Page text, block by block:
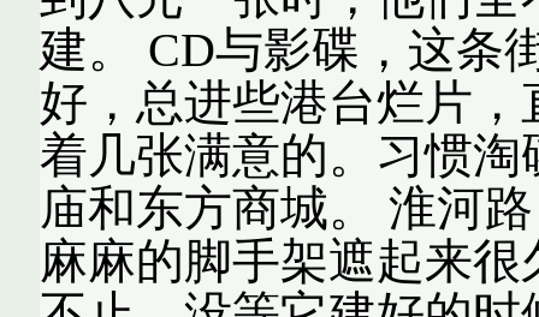
建。 CD与影碟，这条
好，总进些港台烂片
着几张满意的。习惯
庙和东方商城。 淮河
麻麻的脚手架遮起来